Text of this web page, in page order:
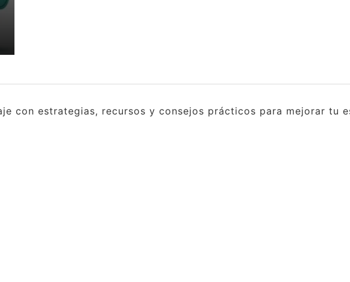
con estrategias, recursos y consejos prácticos para mejorar tu